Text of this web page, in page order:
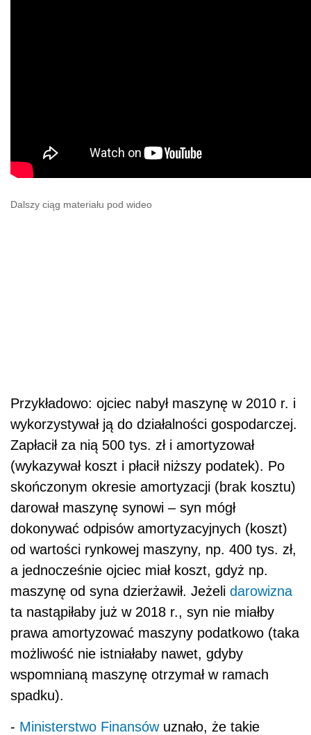
Dalszy ciąg materiału pod wideo
Przykładowo: ojciec nabył maszynę w 2010 r. i
wykorzystywał ją do działalności gospodarczej.
Zapłacił za nią 500 tys. zł i amortyzował
(wykazywał koszt i płacił niższy podatek). Po
skończonym okresie amortyzacji (brak kosztu)
darował maszynę synowi – syn mógł
dokonywać odpisów amortyzacyjnych (koszt)
od wartości rynkowej maszyny, np. 400 tys. zł,
a jednocześnie ojciec miał koszt, gdyż np.
maszynę od syna dzierżawił. Jeżeli darowizna
ta nastąpiłaby już w 2018 r., syn nie miałby
prawa amortyzować maszyny podatkowo (taka
możliwość nie istniałaby nawet, gdyby
wspomnianą maszynę otrzymał w ramach
spadku).
- Ministerstwo Finansówuznało, że takie